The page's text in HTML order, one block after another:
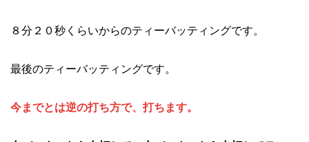
８分２０秒くらいからのティーバッティングです。
最後のティーバッティングです。
今までとは逆の打ち方で、打ちます。